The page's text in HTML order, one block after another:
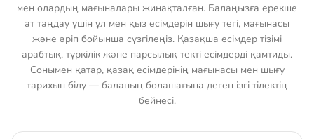
мен олардың мағыналары жинақталған. Балаңызға ерекше
ат таңдау үшін ұл мен қыз есімдерін шығу тегі, мағынасы
және әріп бойынша сүзгілеңіз. Қазақша есімдер тізімі
арабтық, түркілік және парсылық текті есімдерді қамтиды.
Сонымен қатар, қазақ есімдерінің мағынасы мен шығу
тарихын білу — баланың болашағына деген ізгі тілектің
бейнесі.